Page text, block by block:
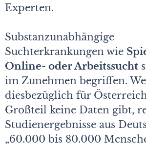
Experten.
Substanzunabhängige
Suchterkrankungen wie
Online- oder Arbeitssucht
im Zunehmen begriffen.
diesbezüglich für
Großteil keine Daten gibt,
Studienergebnisse aus
„60.000 bis 80.000